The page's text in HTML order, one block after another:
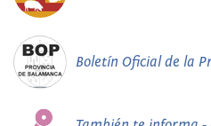
Boletín Oficial de la